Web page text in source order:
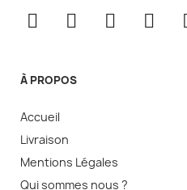
À PROPOS
Accueil
Livraison
Mentions Légales
Qui sommes nous ?